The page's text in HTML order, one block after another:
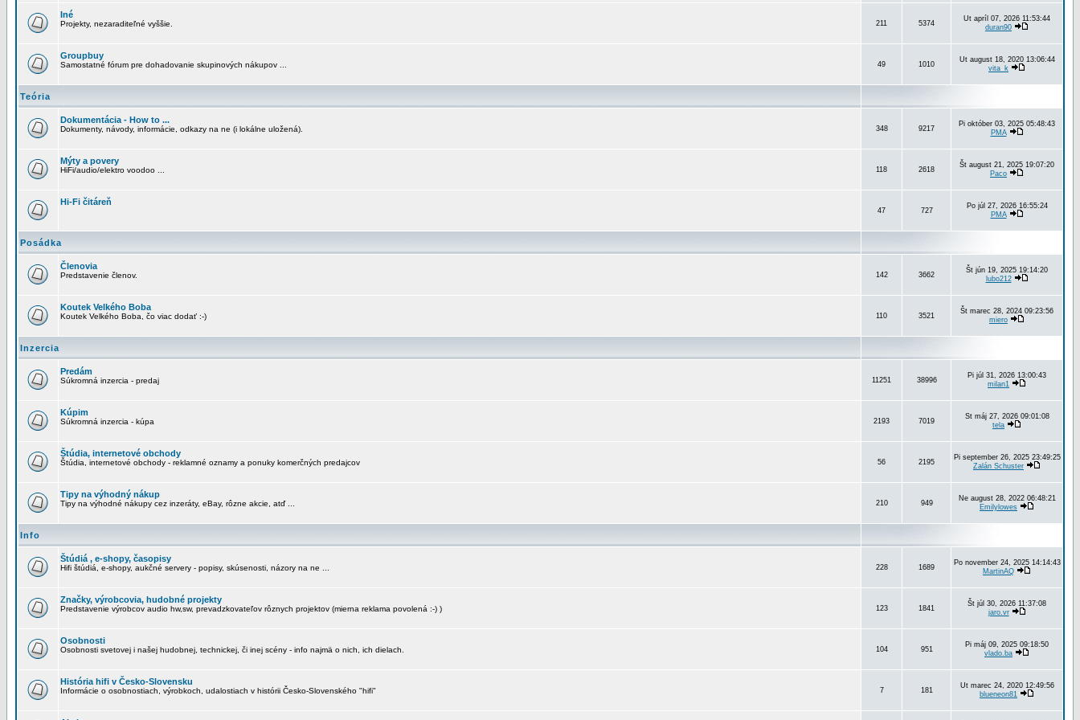
Iné
Projekty, nezaraditeľné vyššie. 211 5374
Ut apríl 07, 2026 11:53:44
duran90
Groupbuy
Samostatné fórum pre dohadovanie skupinových nákupov ... 49 1010
Ut august 18, 2020 13:06:44
vita_k
Teória
Dokumentácia - How to ...
Dokumenty, návody, informácie, odkazy na ne (i lokálne uložená). 348 9217
Pi október 03, 2025 05:48:43
PMA
Mýty a povery
HiFi/audio/elektro voodoo ... 118 2618
Št august 21, 2025 19:07:20
Paco
Hi-Fi čitáreň
47 727
Po júl 27, 2026 16:55:24
PMA
Posádka
Členovia
Predstavenie členov. 142 3662
Št jún 19, 2025 19:14:20
lubo212
Koutek Velkého Boba
Koutek Velkého Boba, čo viac dodať :-) 110 3521
Št marec 28, 2024 09:23:56
miero
Inzercia
Predám
Súkromná inzercia - predaj 11251 38996
Pi júl 31, 2026 13:00:43
milan1
Kúpim
Súkromná inzercia - kúpa 2193 7019
St máj 27, 2026 09:01:08
tela
Štúdia, internetové obchody
Štúdia, internetové obchody - reklamné oznamy a ponuky komerčných predajcov 56 2195
Pi september 26, 2025 23:49:25
Zalán Schuster
Tipy na výhodný nákup
Tipy na výhodné nákupy cez inzeráty, eBay, rôzne akcie, atď ... 210 949
Ne august 28, 2022 06:48:21
Emilylowes
Info
Štúdiá , e-shopy, časopisy
Hifi štúdiá, e-shopy, aukčné servery - popisy, skúsenosti, názory na ne ... 228 1689
Po november 24, 2025 14:14:43
MartinAQ
Značky, výrobcovia, hudobné projekty
Predstavenie výrobcov audio hw,sw, prevadzkovateľov rôznych projektov (mierna reklama povolená :-) ) 123 1841
Št júl 30, 2026 11:37:08
jaro.vr
Osobnosti
Osobnosti svetovej i našej hudobnej, technickej, či inej scény - info najmä o nich, ich dielach. 104 951
Pi máj 09, 2025 09:18:50
vlado.ba
História hifi v Česko-Slovensku
Informácie o osobnostiach, výrobkoch, udalostiach v histórii Česko-Slovenského "hifi" 7 181
Ut marec 24, 2020 12:49:56
blueneon81